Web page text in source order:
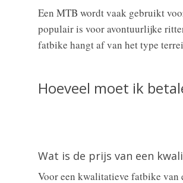
Een MTB wordt vaak gebruikt
populair is voor avontuurlijke
fatbike hangt af van het type
Hoeveel moet ik
Wat is de prijs van een
Voor een kwalitatieve fatbike van